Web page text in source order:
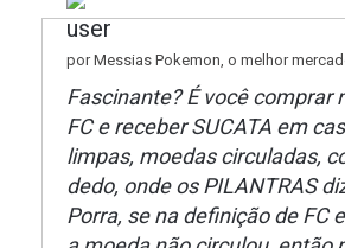
por Messias Pokemon, o melhor
Fascinante? É você comprar
FC e receber SUCATA em
limpas, moedas circuladas,
dedo, onde os PILANTRAS
Porra, se na definição de FC